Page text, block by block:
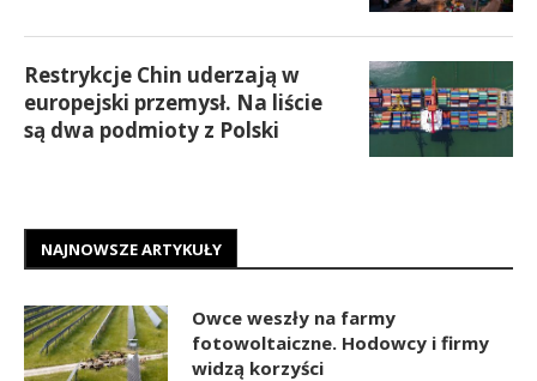
Restrykcje Chin uderzają w
europejski przemysł. Na liście
są dwa podmioty z Polski
NAJNOWSZE ARTYKUŁY
Owce weszły na farmy
fotowoltaiczne. Hodowcy i firmy
widzą korzyści